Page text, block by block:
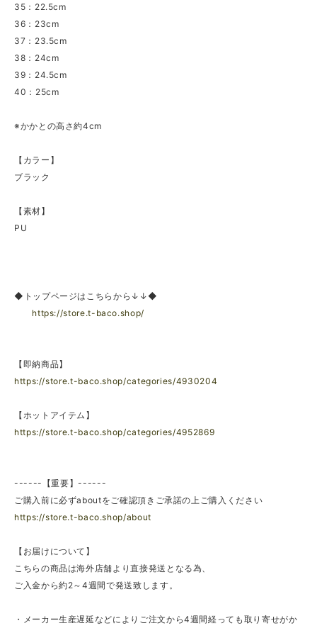
35：22.5cm
36：23cm
37：23.5cm
38：24cm
39：24.5cm
40：25cm
※かかとの高さ約4cm
【カラー】
ブラック
【素材】
PU
◆トップページはこちらから↓↓◆
https://store.t-baco.shop/
【即納商品】
https://store.t-baco.shop/categories/4930204
【ホットアイテム】
https://store.t-baco.shop/categories/4952869
------【重要】------
ご購入前に必ずaboutをご確認頂きご承諾の上ご購入ください
https://store.t-baco.shop/about
【お届けについて】
こちらの商品は海外店舗より直接発送となる為、
ご入金から約2～4週間で発送致します。
・メーカー生産遅延などによりご注文から4週間経っても取り寄せがか